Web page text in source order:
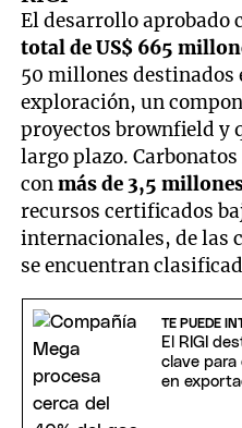
El desarrollo aprobado
total de US$ 665
50 millones destinados
exploración, un
proyectos brownfield y
largo plazo.
conmás de 3,5
recursos certificados
internacionales, de las
se encuentran
TE PUEDE
El RIGI
clave
en